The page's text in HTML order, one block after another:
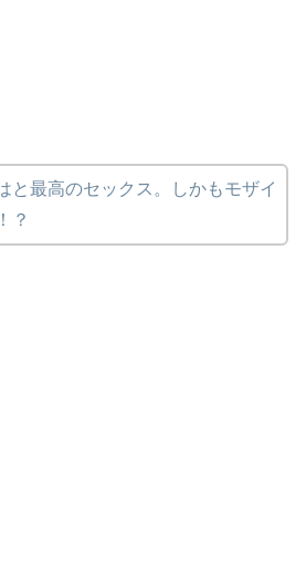
と最高のセックス。しかもモザイ
？